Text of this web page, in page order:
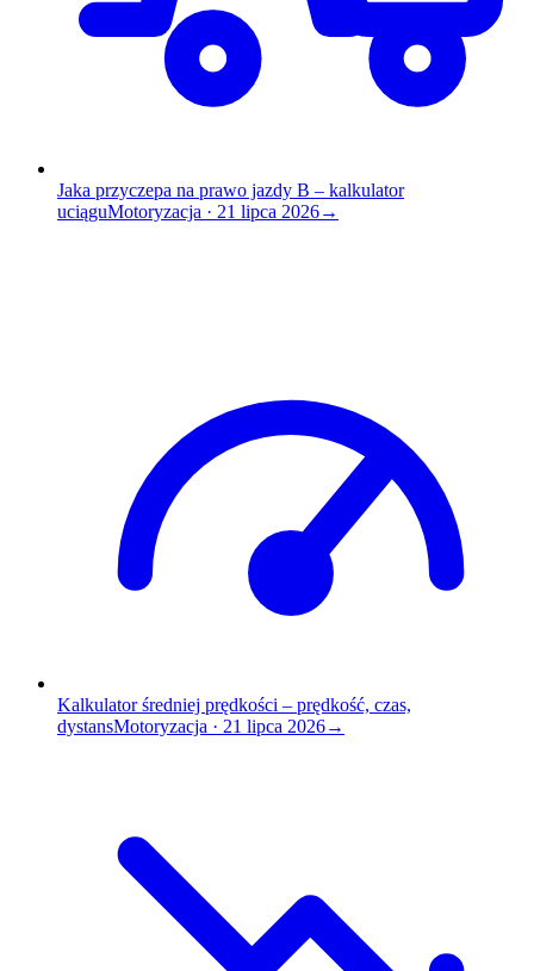
Jaka przyczepa na prawo jazdy B – kalkulator
uciąguMotoryzacja · 21 lipca 2026→
Kalkulator średniej prędkości – prędkość, czas,
dystansMotoryzacja · 21 lipca 2026→